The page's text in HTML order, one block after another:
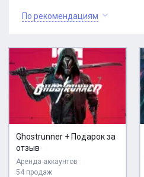
По рекомендациям
Ghostrunner + Подарок за
отзыв
Аренда аккаунтов
54 продаж